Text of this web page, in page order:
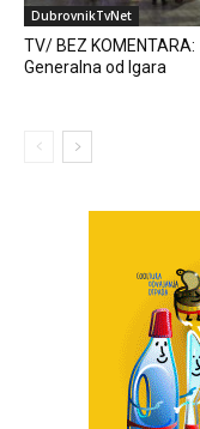
DubrovnikTvNet
TV/ BEZ KOMENTARA:
Generalna od Igara